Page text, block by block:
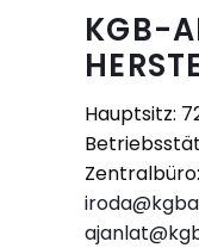
KGB-
Hauptsitz: